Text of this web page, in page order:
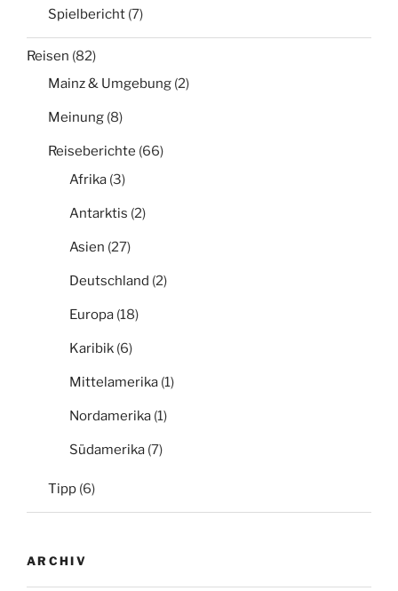
Spielbericht (7)
Reisen (82)
Mainz & Umgebung (2)
Meinung (8)
Reiseberichte (66)
Afrika (3)
Antarktis (2)
Asien (27)
Deutschland (2)
Europa (18)
Karibik (6)
Mittelamerika (1)
Nordamerika (1)
Südamerika (7)
Tipp (6)
ARCHIV